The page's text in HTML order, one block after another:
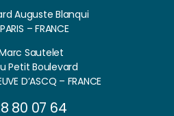
Auguste Blanqui
– FRANCE
Sautelet
Petit Boulevard
D’ASCQ – FRANCE
80 07 64